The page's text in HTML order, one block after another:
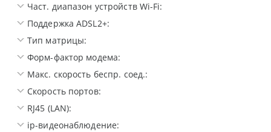
Част. диапазон устройств Wi-Fi:
Поддержка ADSL2+:
Тип матрицы:
Форм-фактор модема:
Макс. скорость беспр. соед.:
Скорость портов:
RJ45 (LAN):
ip-видеонаблюдение: